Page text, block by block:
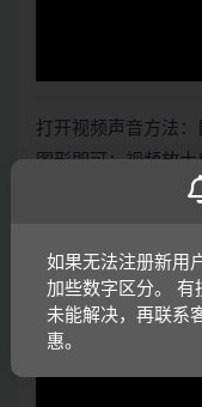
打开视频声音方法
图形即可；视频放
击“进入哔哩哔哩，
如果无法注册新用
加些数字区分。 有
未能解决，再联系
惠。